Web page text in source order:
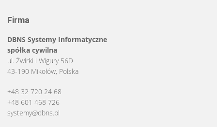
Firma
DBNS Systemy Informatyczne
spółka cywilna
ul. Żwirki i Wigury 56D
43-190 Mikołów, Polska
+48 32 720 24 68
+48 601 468 726
systemy@dbns.pl